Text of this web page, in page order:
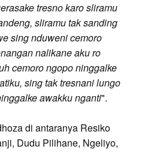
tresno karo sliramu
sliramu tak sanding
sing nduweni cemoro
nalikane aku ro
cemoro ngopo ninggalke
sing tak tresnani lungo
awakku nganti".
di antaranya Resiko
Dudu Pilihane, Ngeliyo,